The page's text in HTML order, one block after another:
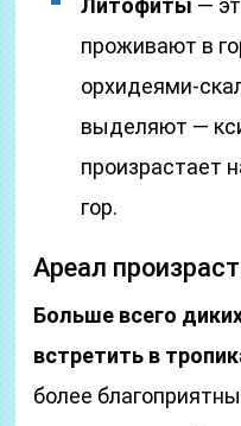
Литофиты —
проживают в
орхидеями-
выделяют —
произрастает
гор.
Ареал
Больше всего
встретить в
более